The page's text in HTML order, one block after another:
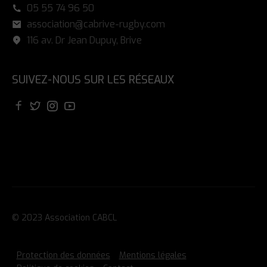
05 55 74 96 50
association@cabrive-rugby.com
116 av. Dr Jean Dupuy, Brive
SUIVEZ-NOUS SUR LES RÉSEAUX
© 2023 Association CABCL
Protection des données
Mentions légales